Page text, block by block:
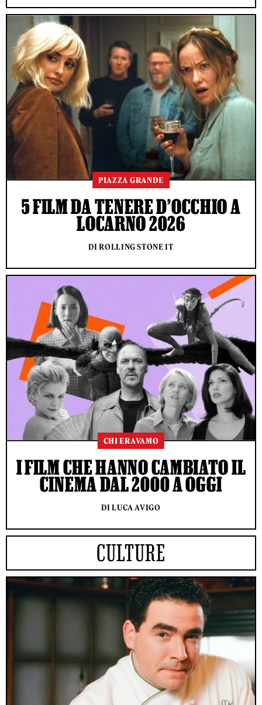
PIAZZA GRANDE
5 FILM DA TENERE D’OCCHIO A
LOCARNO 2026
DI ROLLING STONE IT
CHI ERAVAMO
I FILM CHE HANNO CAMBIATO IL
CINEMA DAL 2000 A OGGI
DI LUCA AVIGO
CULTURE